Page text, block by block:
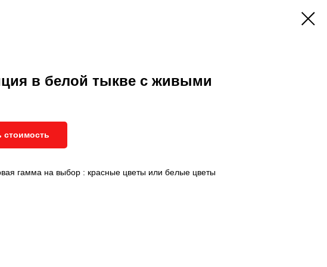
в белой тыкве с живыми
стоимость
гамма на выбор : красные цветы или белые цветы